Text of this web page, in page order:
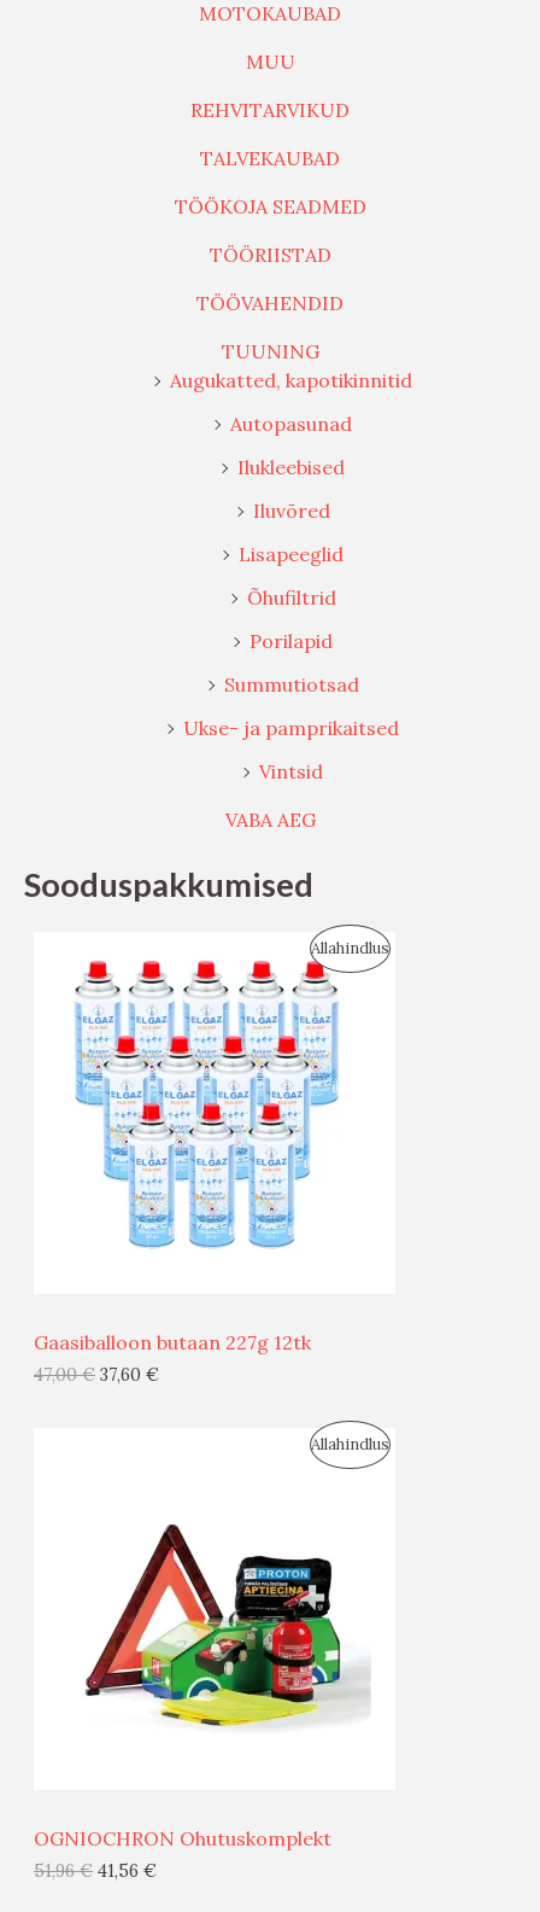
MOTOKAUBAD
MUU
REHVITARVIKUD
TALVEKAUBAD
TÖÖKOJA SEADMED
TÖÖRIISTAD
TÖÖVAHENDID
TUUNING
Augukatted, kapotikinnitid
Autopasunad
Ilukleebised
Iluvõred
Lisapeeglid
Õhufiltrid
Porilapid
Summutiotsad
Ukse- ja pamprikaitsed
Vintsid
VABA AEG
Sooduspakkumised
AllahindlusS
S
Gaasiballoon butaan 227g 12tk
47,00€ 37,60 €
AllahindlusS
OGNIOCHRON Ohutuskomplekt
51,96€ 41,56 €